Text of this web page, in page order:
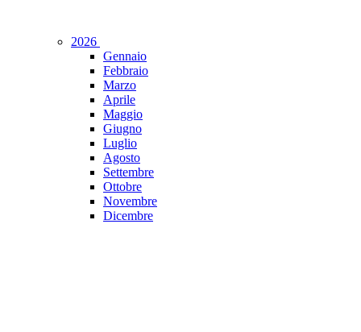
2026
Gennaio
Febbraio
Marzo
Aprile
Maggio
Giugno
Luglio
Agosto
Settembre
Ottobre
Novembre
Dicembre